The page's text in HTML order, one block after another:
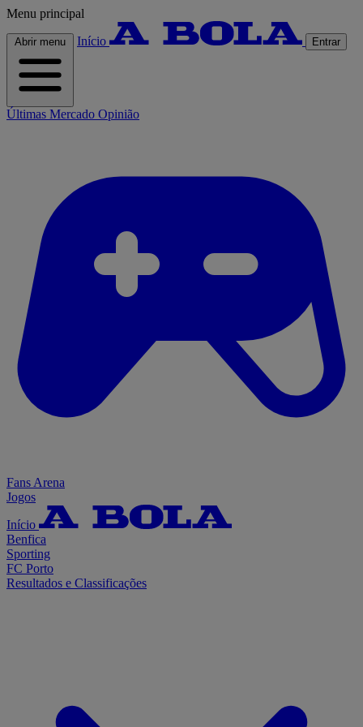
Menu principal
Abrir menu Início Entrar
Últimas Mercado Opinião
Fans Arena
Jogos
Início
Benfica
Sporting
FC Porto
Resultados e Classificações